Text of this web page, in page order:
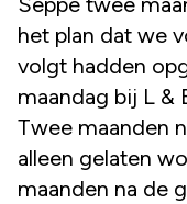
het plan dat we
volgt hadden
maandag bij L &
Twee maanden
alleen gelaten
maanden na de